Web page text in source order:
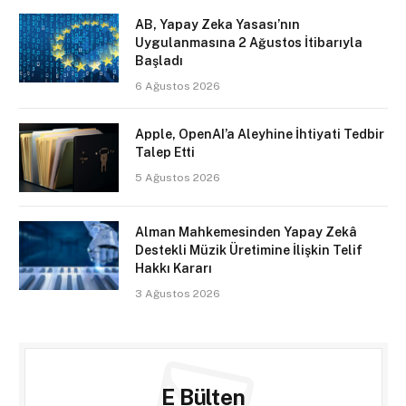
AB, Yapay Zeka Yasası’nın
Uygulanmasına 2 Ağustos İtibarıyla
Başladı
6 Ağustos 2026
Apple, OpenAI’a Aleyhine İhtiyati Tedbir
Talep Etti
5 Ağustos 2026
Alman Mahkemesinden Yapay Zekâ
Destekli Müzik Üretimine İlişkin Telif
Hakkı Kararı
3 Ağustos 2026
E Bülten